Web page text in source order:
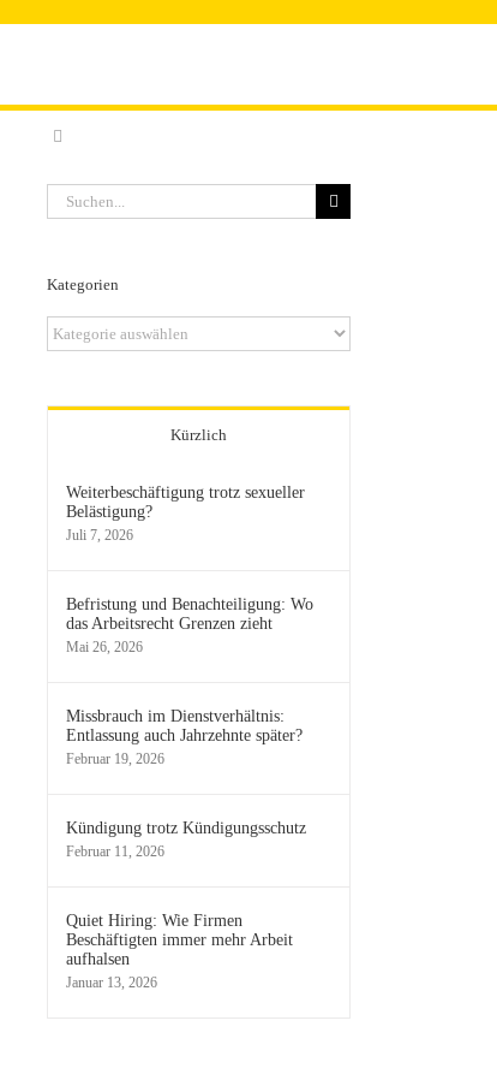
Suche
nach:
Kategorien
Kategorien
Kürzlich
Weiterbeschäftigung trotz sexueller
Belästigung?
Juli 7, 2026
Befristung und Benachteiligung: Wo
das Arbeitsrecht Grenzen zieht
Mai 26, 2026
Missbrauch im Dienstverhältnis:
Entlassung auch Jahrzehnte später?
Februar 19, 2026
Kündigung trotz Kündigungsschutz
Februar 11, 2026
Quiet Hiring: Wie Firmen
Beschäftigten immer mehr Arbeit
aufhalsen
Januar 13, 2026